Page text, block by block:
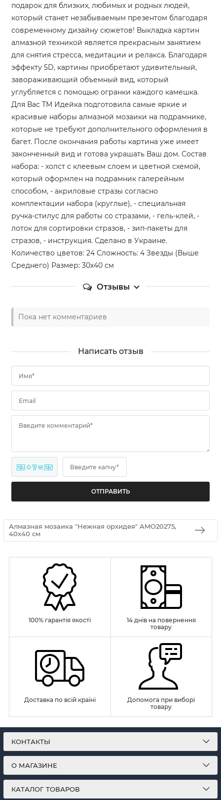
подарок для близких, любимых и родных людей,
который станет незабываемым презентом благодаря
современному дизайну сюжетов! Выкладка картин
алмазной техникой является прекрасным занятием
для снятия стресса, медитации и релакса. Благодаря
эффекту 5D, картины приобретают удивительный,
завораживающий объемный вид, который
углубляется с помощью огранки каждого камешка.
Для Вас ТМ Идейка подготовила самые яркие и
красивые наборы алмазной мозаики на подрамнике,
которые не требуют дополнительного оформления в
багет. После окончания работы картина уже имеет
законченный вид и готова украшать Ваш дом. Состав
набора: - холст с клеевым слоем и цветной схемой,
который оформлен на подрамник галерейным
способом, - акриловые стразы согласно
комплектации набора (круглые), - специальная
ручка-стилус для работы со стразами, - гель-клей, -
лоток для сортировки стразов, - зип-пакеты для
стразов, - инструкция. Сделано в Украине.
Количество цветов: 24 Сложность: 4 Звезды (Выше
Среднего) Размер: 30х40 см
Отзывы
Пока нет комментариев
Написать отзыв
Имя*
Email
Введите комментарий*
23 + ? = 25 Введите капчу*
Алмазная мозаика "Нежная орхидея" AMO20275,
40х40 см
100% гарантія якості
14 днів на повернення
товару
Доставка по всій країні
Допомога при виборі
товару
КОНТАКТЫ
О МАГАЗИНЕ
КАТАЛОГ ТОВАРОВ